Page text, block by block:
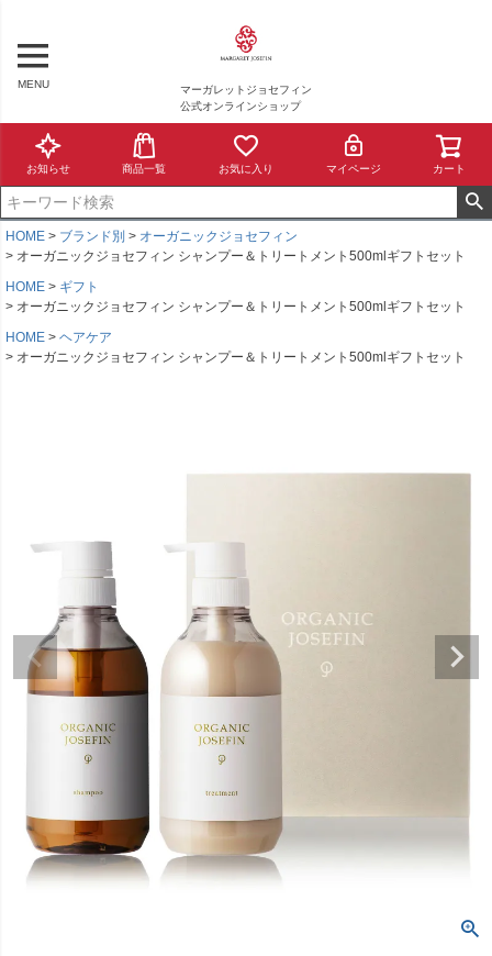
MENU
マーガレットジョセフィン
公式オンラインショップ
お知らせ 商品一覧 お気に入り マイページ カート
HOME ブランド別
オーガニックジョセフィン
オーガニックジョセフィン シャンプー＆トリートメント500mlギフトセット
HOME
ギフト
オーガニックジョセフィン シャンプー＆トリートメント500mlギフトセット
HOME
ヘアケア
オーガニックジョセフィン シャンプー＆トリートメント500mlギフトセット